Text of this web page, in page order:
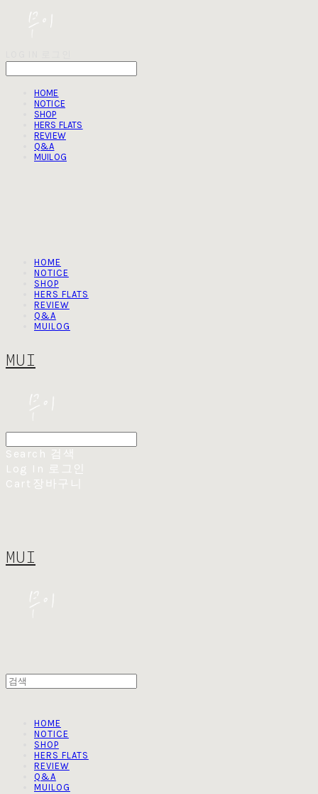
HOME
NOTICE
SHOP
HERS FLATS
REVIEW
Q&A
MUILOG
HOME
NOTICE
SHOP
HERS FLATS
REVIEW
Q&A
MUILOG
MUI
Search 검색
Log In 로그인
Cart 장바구니
MUI
HOME
NOTICE
SHOP
HERS FLATS
REVIEW
Q&A
MUILOG